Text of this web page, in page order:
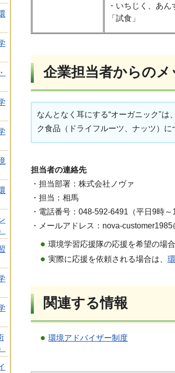
・いちじく、あん
「試食」
企業担当者からのメ
なんとなく耳にする“オーガニック"
ク食品（ドライフルーツ、ナッツ）
担当者の連絡先
・担当部署：株式会社ノヴァ
・担当：相馬
・電話番号：048-592-6491（平日9時～
・メールアドレス：nova-
環境学習応援隊の応援を希望の場
実際に応援を依頼される場合は、
関連する情報
環境アドバイザー制度